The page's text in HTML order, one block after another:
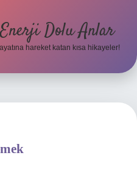
Enerji Dolu Anlar
hareket katan kısa hikayeler!